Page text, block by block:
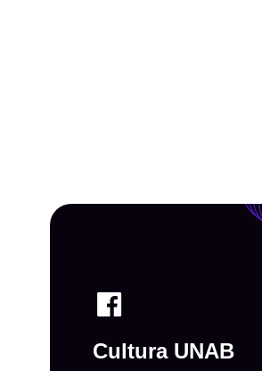
Cultura UNAB